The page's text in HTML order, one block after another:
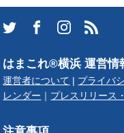
はまこれ®横浜 運営情
運営者について | プライバ
レンダー ｜ プレスリリース